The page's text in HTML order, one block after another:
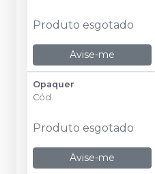
Produto esgotado
Avise-me
Opaquer
Cód.
Produto esgotado
Avise-me